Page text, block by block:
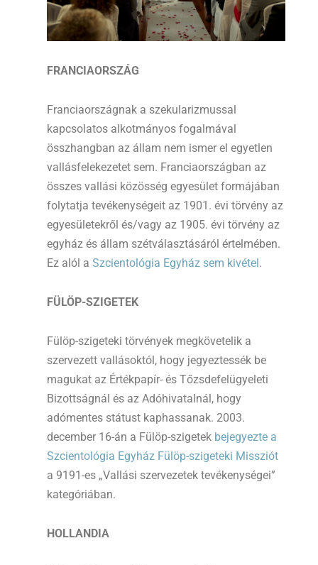
FRANCIAORSZÁG
Franciaországnak a szekularizmussal
kapcsolatos alkotmányos fogalmával
összhangban az állam nem ismer el egyetlen
vallásfelekezetet sem. Franciaországban az
összes vallási közösség egyesület formájában
folytatja tevékenységeit az 1901. évi törvény az
egyesületekről és/vagy az 1905. évi törvény az
egyház és állam szétválasztásáról értelmében.
Ez alól a Szcientológia Egyház sem kivétel.
FÜLÖP-SZIGETEK
Fülöp-szigeteki törvények megkövetelik a
szervezett vallásoktól, hogy jegyeztessék be
magukat az Értékpapír- és Tőzsdefelügyeleti
Bizottságnál és az Adóhivatalnál, hogy
adómentes státust kaphassanak. 2003.
december 16-án a Fülöp-szigetek bejegyezte a
Szcientológia Egyház Fülöp-szigeteki Missziót
a 9191-es „Vallási szervezetek tevékenységei”
kategóriában.
HOLLANDIA